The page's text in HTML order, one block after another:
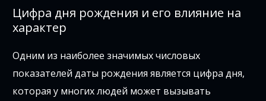
Цифра дня рождения и его влияние на
характер
Одним из наиболее значимых числовых
показателей даты рождения является цифра дня,
которая у многих людей может вызывать